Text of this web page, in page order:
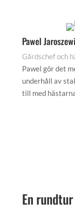
Pawel
Gårdschef och
Pawel gör det
underhåll av
till med
En